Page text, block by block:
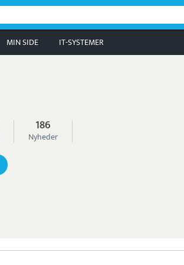
MIN SIDE IT-SYSTEMER
186
Nyheder